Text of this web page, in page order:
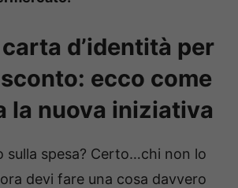
d’identità per
ecco come
la nuova iniziativa
sulla spesa? Certo…chi non lo
devi fare una cosa davvero